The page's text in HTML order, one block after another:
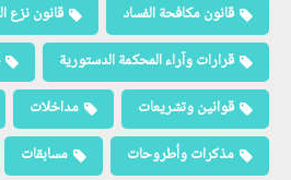
قانون مكافحة الفساد
قانون نزع
قرارات وآراء المحكمة الدستورية
قوانين وتشريعات
مداخلات
مذكرات وأطروحات
مسابقات